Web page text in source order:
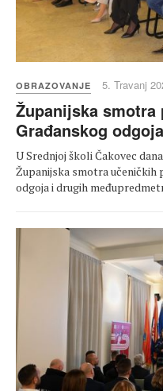
OBRAZOVANJE 5. Travanj
Županijska
Građanskog
U Srednjoj školi Čakovec
Županijska smotra učeničkih
odgoja i drugih